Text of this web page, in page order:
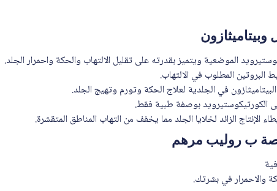
الموضعية ويتميز بقدرته على تقليل الالتهاب والحكة واحمرار الجلد.
البروتين المطلوب في الالتهاب.
في الجلدية لعلاج الحكة وتورم وتهيج الجلد.
الكورتيكوستيرويد بوصفة طبية فقط.
الإنتاج الزائد لخلايا الجلد مما يخفف من التهاب المناطق المتقشرة.
ب روليب مرهم
والاحمرار في بشرتك.